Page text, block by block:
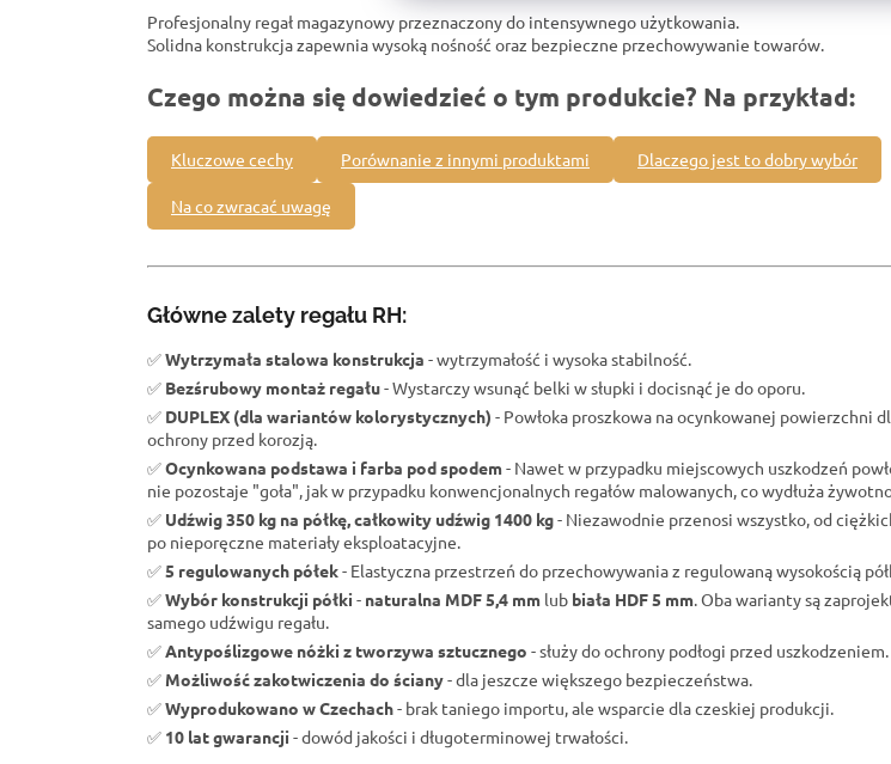
Profesjonalny regał magazynowy przeznaczony do intensywnego użytkowania.
Solidna konstrukcja zapewnia wysoką nośność oraz bezpieczne przechowywanie towarów.
Czego można się dowiedzieć o tym produkcie? Na przykład:
Kluczowe cechy Porównanie z innymi produktami Dlaczego jest to dobry wybór
Na co zwracać uwagę
Główne zalety regału RH:
✅Wytrzymała stalowa konstrukcja - wytrzymałość i wysoka stabilność.
✅ Bezśrubowy montaż regału- Wystarczy wsunąć belki w słupki i docisnąć je do oporu.
✅ DUPLEX (dla wariantów kolorystycznych) - Powłoka proszkowa na ocynkowanej powierzchni
ochrony przed korozją.
✅Ocynkowana podstawa i farba pod spodem- Nawet w przypadku miejscowych uszkodzeń
nie pozostaje "goła", jak w przypadku konwencjonalnych regałów malowanych, co wydłuża
✅ Udźwig 350 kg na półkę, całkowity udźwig 1400 kg- Niezawodnie przenosi wszystko, od
po nieporęczne materiały eksploatacyjne.
✅5 regulowanych półek- Elastyczna przestrzeń do przechowywania z regulowaną wysokością
✅Wybór konstrukcji półki - naturalna MDF 5,4 mm lub biała HDF 5 mm. Oba warianty są
samego udźwigu regału.
✅Antypoślizgowe nóżki z tworzywa sztucznego - służy do ochrony podłogi przed uszkodzeniem.
✅ Możliwość zakotwiczenia do ściany- dla jeszcze większego bezpieczeństwa.
✅Wyprodukowano w Czechach- brak taniego importu, ale wsparcie dla czeskiej produkcji.
✅ 10 lat gwarancji - dowód jakości i długoterminowej trwałości.